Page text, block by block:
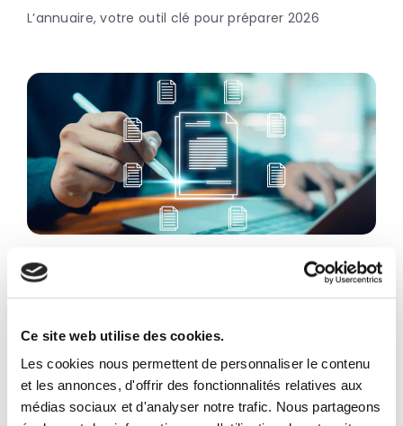
Ce site web utilise des cookies.
Les cookies nous permettent de personnaliser le contenu
et les annonces, d'offrir des fonctionnalités relatives aux
médias sociaux et d'analyser notre trafic. Nous partageons
L’annuaire, votre outil clé pour préparer 2026
Facturation électronique
Facture électronique – Réception
partir de 2026